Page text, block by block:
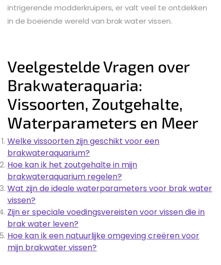
intrigerende modderkruipers, er valt veel te ontdekken
in de boeiende wereld van brak water vissen.
Veelgestelde Vragen over
Brakwateraquaria:
Vissoorten, Zoutgehalte,
Waterparameters en Meer
Welke vissoorten zijn geschikt voor een
brakwateraquarium?
Hoe kan ik het zoutgehalte in mijn
brakwateraquarium regelen?
Wat zijn de ideale waterparameters voor brak water
vissen?
Zijn er speciale voedingsvereisten voor vissen die in
brak water leven?
Hoe kan ik een natuurlijke omgeving creëren voor
mijn brakwater vissen?